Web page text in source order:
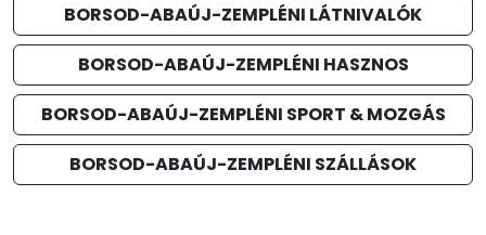
BORSOD-ABAÚJ-ZEMPLÉNI LÁTNIVALÓK
BORSOD-ABAÚJ-ZEMPLÉNI HASZNOS
BORSOD-ABAÚJ-ZEMPLÉNI SPORT & MOZGÁS
BORSOD-ABAÚJ-ZEMPLÉNI SZÁLLÁSOK